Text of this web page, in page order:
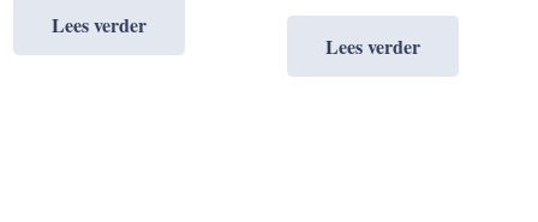
Lees verder
Lees verder